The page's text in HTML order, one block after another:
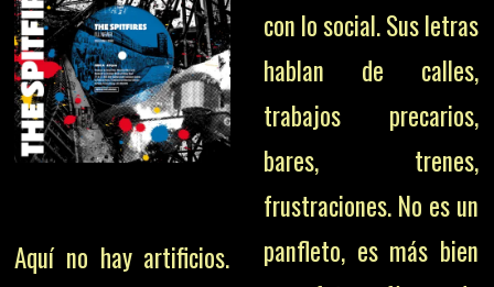
Aquí no hay artificios.
con lo social. Sus letras
hablan de calles,
trabajos precarios,
bares, trenes,
frustraciones. No es un
panfleto, es más bien